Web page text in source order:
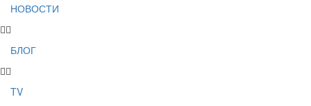
НОВОСТИ
БЛОГ
TV